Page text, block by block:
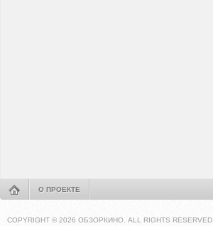
О ПРОЕКТЕ
COPYRIGHT © 2026 ОБЗОРКИНО. ALL RIGHTS RESERVED.